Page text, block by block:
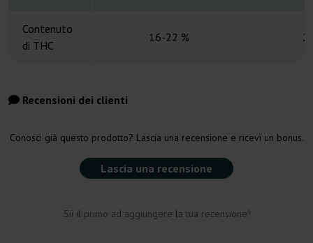
Contenuto
di THC
16-22 %
Recensioni dei clienti
Conosci già questo prodotto? Lascia una recensione e ricevi un bonus.
Lascia una recensione
Sii il primo ad aggiungere la tua recensione!